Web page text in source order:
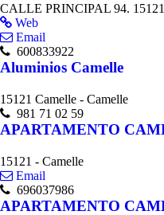
CALLE PRINCIPAL 94.
Web
Email
600833922
Aluminios Camelle
15121 Camelle - Camelle
981 71 02 59
APARTAMENTO
15121 - Camelle
Email
696037986
APARTAMENTO